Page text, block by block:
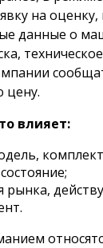
на
данные о
цену.
влияет:
рынка,